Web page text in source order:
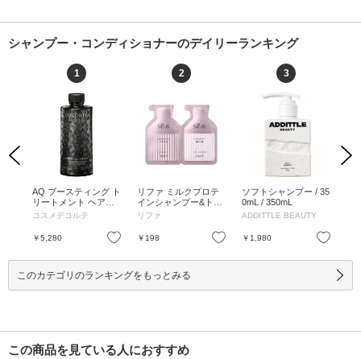
シャンプー・コンディショナーのデイリーランキング
Previous
お気に入り
1
AQ ブースティング ト
リートメント ヘアセ
ラム / 200mL / 付け替
コスメデコルテ
￥5,280 お気に入り
2
リファ ミルクプロテ
インシャンプー&トリ
ートメント ピンク /
パウチ / ピンク / 10m
L、10g
リファ
￥198 お気に入り
3
ソフトシャンプー / 35
0mL / 350mL
ADDITTLE BEAUTY
￥1,980
Next
このカテゴリのランキングをもっとみる
この商品を見ている人におすすめ